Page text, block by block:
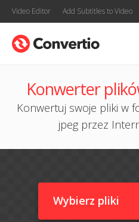
Video Editor Add Subtitles to Video
Konwerter
Konwertuj swoje pliki w
jpeg przez
Wybierz pliki